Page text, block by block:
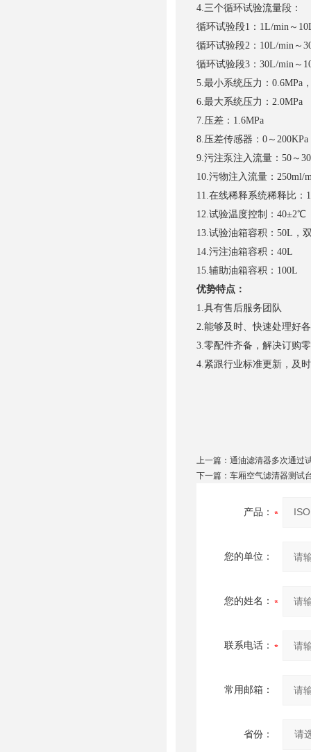
4.三个循环试验流量段：
循环试验段1：1L/min～
循环试验段2：10L/min～
循环试验段3：30L/min～
5.最小系统压力：0.6MPa
6.最大系统压力：2.0MPa
7.压差：1.6MPa
8.压差传感器：0～200KPa
9.污注泵注入流量：50～
10.污物注入流量：250ml/
11.在线稀释系统稀释比：
12.试验温度控制：40±2℃
13.试验油箱容积：50L，
14.污注油箱容积：40L
15.辅助油箱容积：100L
优势特点：
1.具有售后服务团队
2.能够及时、快速处理好
3.零配件齐备，解决订购
4.紧跟行业标准更新，及
上一篇： 通油滤清器多次通过
下一篇： 车厢空气滤清器测试
产品：
您的单位：
您的姓名：
联系电话：
常用邮箱：
省份：